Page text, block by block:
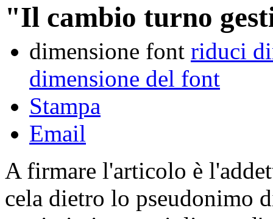
"Il cambio turno
dimensione font riduci
dimensione del font
Stampa
Email
A firmare l'articolo è
cela dietro lo pseudonimo